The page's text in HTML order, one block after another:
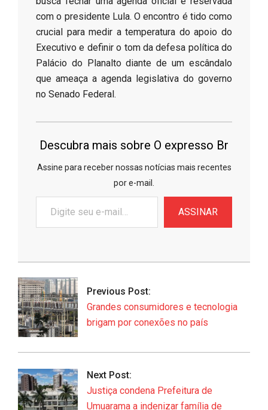
com o presidente Lula. O encontro é tido como
crucial para medir a temperatura do apoio do
Executivo e definir o tom da defesa política do
Palácio do Planalto diante de um escândalo
que ameaça a agenda legislativa do governo
no Senado Federal.
Descubra mais sobre O expresso Br
Assine para receber nossas notícias mais recentes
por e-mail.
seu
e-
ASSINAR
2026-
06-
22
Previous Post:
Grandes consumidores e tecnologia
brigam por conexões no país
Next Post:
Justiça condena Prefeitura de
Umuarama a indenizar família de